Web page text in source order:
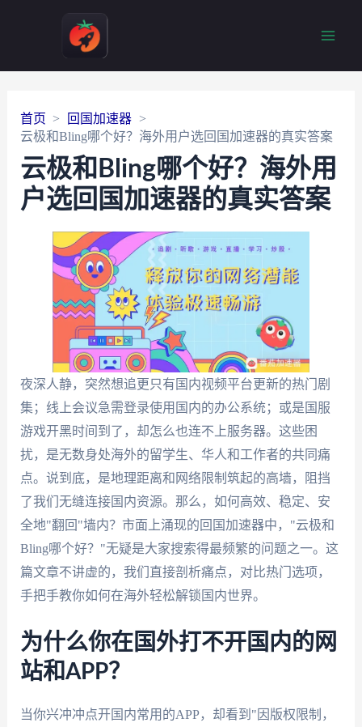
首页
回国加速器
云极和Bling哪个好？海外用户选回国加速器的真实答案
云极和Bling哪个好？海外用
户选回国加速器的真实答案
夜深人静，突然想追更只有国内视频平台更新的热门剧
集；线上会议急需登录使用国内的办公系统；或是国服
游戏开黑时间到了，却怎么也连不上服务器。这些困
扰，是无数身处海外的留学生、华人和工作者的共同痛
点。说到底，是地理距离和网络限制筑起的高墙，阻挡
了我们无缝连接国内资源。那么，如何高效、稳定、安
全地"翻回"墙内？市面上涌现的回国加速器中，"云极和
Bling哪个好？"无疑是大家搜索得最频繁的问题之一。这
篇文章不讲虚的，我们直接剖析痛点，对比热门选项，
手把手教你如何在海外轻松解锁国内世界。
为什么你在国外打不开国内的网
站和APP？
当你兴冲冲点开国内常用的APP，却看到"因版权限制，